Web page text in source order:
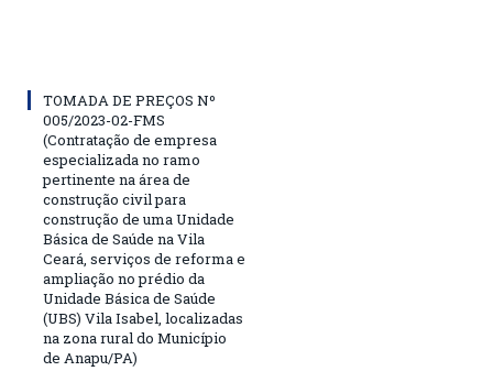
TOMADA DE PREÇOS Nº
005/2023-02-FMS
(Contratação de empresa
especializada no ramo
pertinente na área de
construção civil para
construção de uma Unidade
Básica de Saúde na Vila
Ceará, serviços de reforma e
ampliação no prédio da
Unidade Básica de Saúde
(UBS) Vila Isabel, localizadas
na zona rural do Município
de Anapu/PA)